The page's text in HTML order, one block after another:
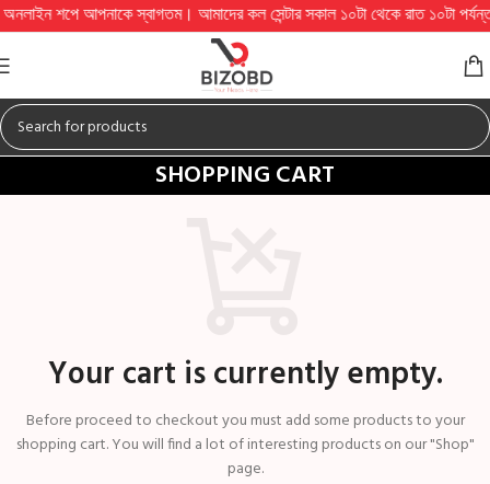
শপে আপনাকে স্বাগতম। আমাদের কল সেন্টার সকাল ১০টা থেকে রাত ১০টা পর্যন্ত
SHOPPING CART
Your cart is currently empty.
Before proceed to checkout you must add some products to your
shopping cart. You will find a lot of interesting products on our "Shop"
page.